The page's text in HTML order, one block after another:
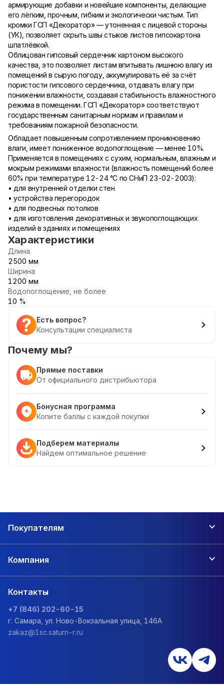
армирующие добавки и новейшие компоненты, делающие
его лёгким, прочным, гибким и экологически чистым. Тип
кромки ГСП «Декоратор» — утоненная с лицевой стороны
(УК), позволяет скрыть швы стыков листов гипсокартона
шпатлёвкой.
Облицован гипсовый сердечник картоном высокого
качества, это позволяет листам впитывать лишнюю влагу из
помещений в сырую погоду, аккумулировать её за счёт
пористости гипсового сердечника, отдавать влагу при
понижении влажности, создавая стабильность влажностного
режима в помещении. ГСП «Декоратор» соответствуют
государственным санитарным нормам и правилам и
требованиям пожарной безопасности.
Обладает повышенным сопротивлением проникновению
влаги, имеет пониженное водопоглощение — менее 10%.
Применяется в помещениях с сухим, нормальным, влажным и
мокрым режимами влажности (влажность помещений более
60% при температуре 12-24 °С по СНиП 23-02-2003):
• для внутренней отделки стен
• устройства перегородок
• для подвесных потолков
• для изготовления декоративных и звукопоглощающих
изделий в зданиях и помещениях
Характеристики
Длина
2500 мм
Ширина
1200 мм
Водопоглощение, не более
10 %
Есть вопрос?
Консультации специалиста
Почему мы?
Прямые поставки
От официального дистрибьютора
Бонусная программа
Копите баллы с каждой покупки
Подберем материалы
Найдем оптимальное решение
Покупателям
Компания
Контакты
+7 (846) 202-60-15
г. Самара, ул. Ново-Вокзальная улица, 146А
zakaz@1sc.saturn-r.ru